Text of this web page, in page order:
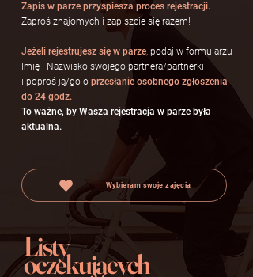
Zapis w parze przyspiesza proces rejestracji.
Zaproś znajomych i zapiszcie się razem!
Jeżeli rejestrujesz się w parze, podaj w formularzu
Imię i Nazwisko swojego partnera/partnerki
i poproś ją/go o przesłanie osobnego zgłoszenia
do 24 godz.
To ważne, by Wasza rejestracja w parze była
aktualna.
Wybieram swoje zajęcia
Listy
oczekujących